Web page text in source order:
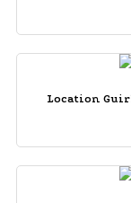
Location